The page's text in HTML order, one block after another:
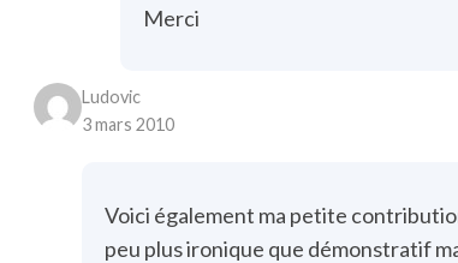
Merci
Ludovic
3 mars 2010
Voici également ma petite
peu plus ironique que démonstratif